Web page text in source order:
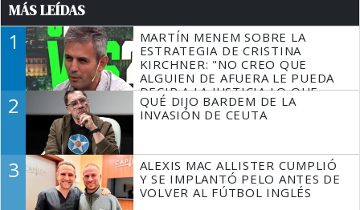
MÁS LEÍDAS
1
MARTÍN MENEM SOBRE LA
ESTRATEGIA DE CRISTINA
KIRCHNER: "NO CREO QUE
ALGUIEN DE AFUERA LE PUEDA
DECIR A LA JUSTICIA LO QUE
TIENE QUE HACER"
2
QUÉ DIJO BARDEM DE LA
INVASIÓN DE CEUTA
3
ALEXIS MAC ALLISTER CUMPLIÓ
Y SE IMPLANTÓ PELO ANTES DE
VOLVER AL FÚTBOL INGLÉS